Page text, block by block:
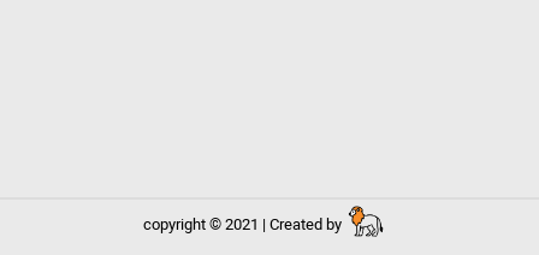
copyright © 2021 | Created by